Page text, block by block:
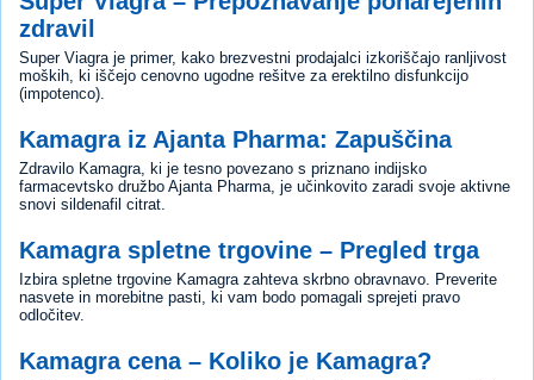
zdravil
Super Viagra je primer, kako brezvestni prodajalci izkoriščajo ranljivost
moških, ki iščejo cenovno ugodne rešitve za erektilno disfunkcijo
(impotenco).
Kamagra iz Ajanta Pharma: Zapuščina
Zdravilo Kamagra, ki je tesno povezano s priznano indijsko
farmacevtsko družbo Ajanta Pharma, je učinkovito zaradi svoje aktivne
snovi sildenafil citrat.
Kamagra spletne trgovine – Pregled trga
Izbira spletne trgovine Kamagra zahteva skrbno obravnavo. Preverite
nasvete in morebitne pasti, ki vam bodo pomagali sprejeti pravo
odločitev.
Kamagra cena – Koliko je Kamagra?